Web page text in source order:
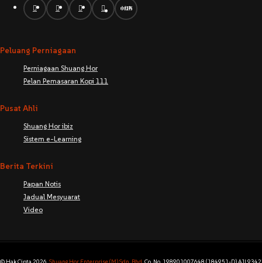
Peluang Perniagaan
Perniagaan Shuang Hor
Pelan Pemasaran Kopi 111
Pusat Ahli
Shuang Hor ibiz
Sistem e-Learning
Berita Terkini
Papan Notis
Jadual Mesyuarat
Video
© Hak Cipta 2026 Shuang Hor Enterprise (M) Sdn. Bhd. Co. No. 198901007648 (184951-D)